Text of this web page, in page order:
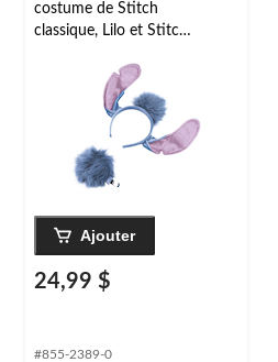
costume de Stitch
classique, Lilo et Stitch,
Ajouter
24,99 $
#855-2389-0